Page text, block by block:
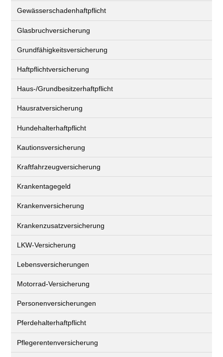
Gewässerschadenhaftpflicht
Glasbruchversicherung
Grundfähigkeitsversicherung
Haftpflichtversicherung
Haus-/Grundbesitzerhaftpflicht
Hausratversicherung
Hundehalterhaftpflicht
Kautionsversicherung
Kraftfahrzeugversicherung
Krankentagegeld
Krankenversicherung
Krankenzusatzversicherung
LKW-Versicherung
Lebensversicherungen
Motorrad-Versicherung
Personenversicherungen
Pferdehalterhaftpflicht
Pflegerentenversicherung